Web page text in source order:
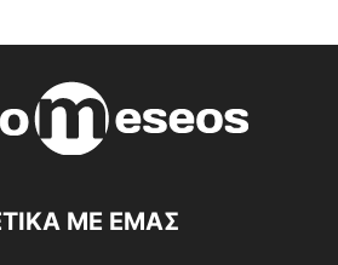
ΜΕ ΕΜΑΣ